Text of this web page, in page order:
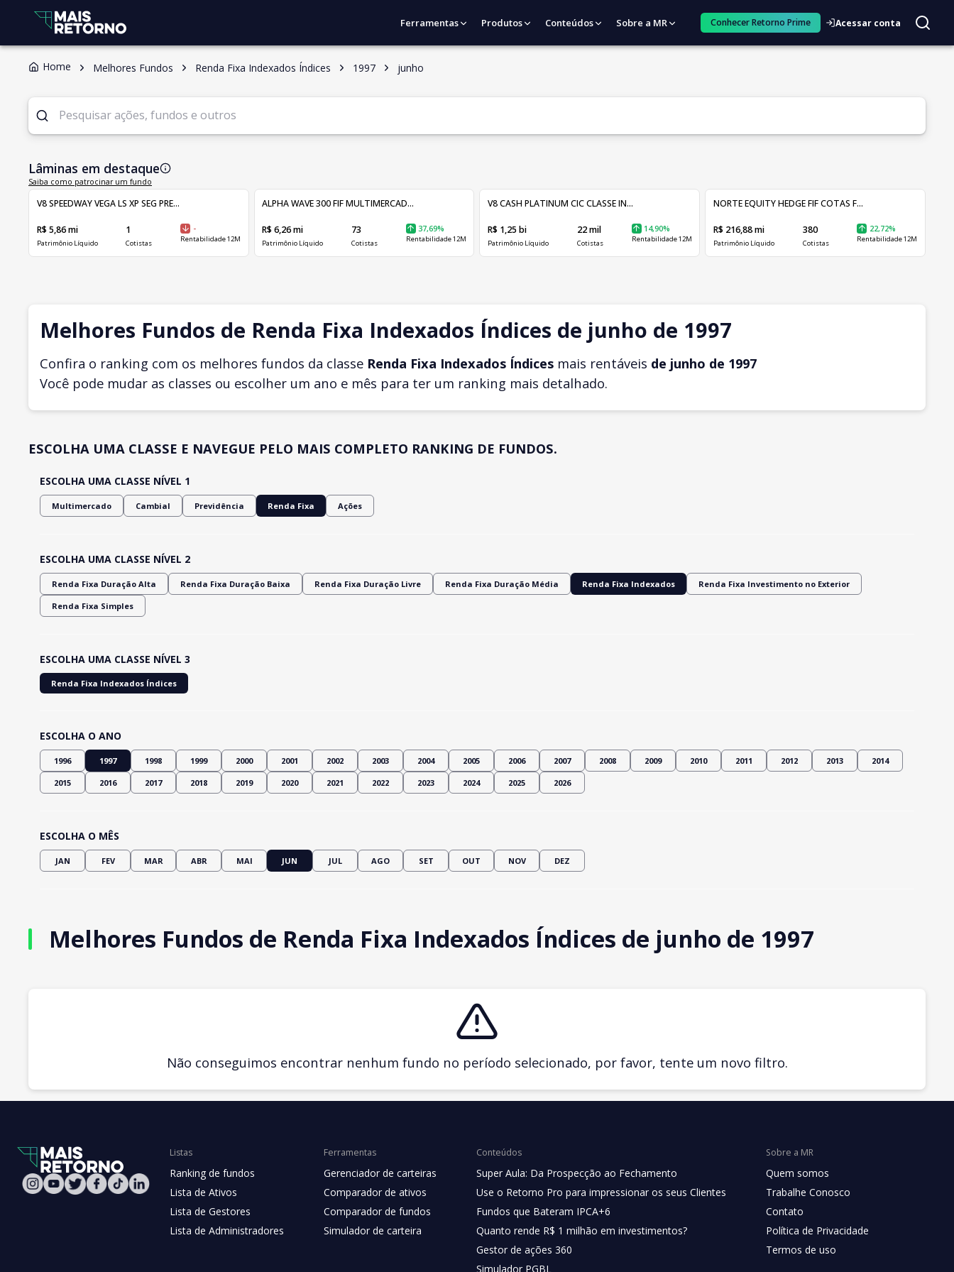
Ferramentas Produtos Conteúdos Sobre a MR Conhecer Retorno Prime Acessar conta
Home Melhores Fundos Renda Fixa Indexados Índices 1997 junho
Lâminas em destaque
Saiba como patrocinar um fundo
V8 SPEEDWAY VEGA LS XP SEG PRE...
R$ 5,86 mi
Patrimônio Líquido
1
Cotistas
-
Rentabilidade 12M
ALPHA WAVE 300 FIF MULTIMERCAD...
R$ 6,26 mi
Patrimônio Líquido
73
Cotistas
37,69%
Rentabilidade 12M
V8 CASH PLATINUM CIC CLASSE IN...
R$ 1,25 bi
Patrimônio Líquido
22 mil
Cotistas
14,90%
Rentabilidade 12M
NORTE EQUITY HEDGE FIF COTAS F...
R$ 216,88 mi
Patrimônio Líquido
380
Cotistas
22,72%
Rentabilidade 12M
Melhores Fundos de Renda Fixa Indexados Índices de junho de 1997
Confira o ranking com os melhores fundos da classe Renda Fixa Indexados Índices mais rentáveis de junho de 1997
Você pode mudar as classes ou escolher um ano e mês para ter um ranking mais detalhado.
ESCOLHA UMA CLASSE E NAVEGUE PELO MAIS COMPLETO RANKING DE FUNDOS.
ESCOLHA UMA CLASSE NÍVEL 1
Multimercado Cambial Previdência Renda Fixa Ações
ESCOLHA UMA CLASSE NÍVEL 2
Renda Fixa Duração Alta Renda Fixa Duração Baixa Renda Fixa Duração Livre Renda Fixa Duração Média Renda Fixa Indexados Renda Fixa Investimento no Exterior
Renda Fixa Simples
ESCOLHA UMA CLASSE NÍVEL 3
Renda Fixa Indexados Índices
ESCOLHA O ANO
1996 1997 1998 1999 2000 2001 2002 2003 2004 2005 2006 2007 2008 2009 2010 2011 2012 2013 2014
2015 2016 2017 2018 2019 2020 2021 2022 2023 2024 2025 2026
ESCOLHA O MÊS
JAN FEV MAR ABR MAI JUN JUL AGO SET OUT NOV DEZ
Melhores Fundos de Renda Fixa Indexados Índices de junho de 1997
Não conseguimos encontrar nenhum fundo no período selecionado, por favor, tente um novo filtro.
Listas
Ranking de fundos
Lista de Ativos
Lista de Gestores
Lista de Administradores
Ferramentas
Gerenciador de carteiras
Comparador de ativos
Comparador de fundos
Simulador de carteira
Conteúdos
Super Aula: Da Prospecção ao Fechamento
Use o Retorno Pro para impressionar os seus Clientes
Fundos que Bateram IPCA+6
Quanto rende R$ 1 milhão em investimentos?
Gestor de ações 360
Simulador PGBL
Sobre a MR
Quem somos
Trabalhe Conosco
Contato
Política de Privacidade
Termos de uso